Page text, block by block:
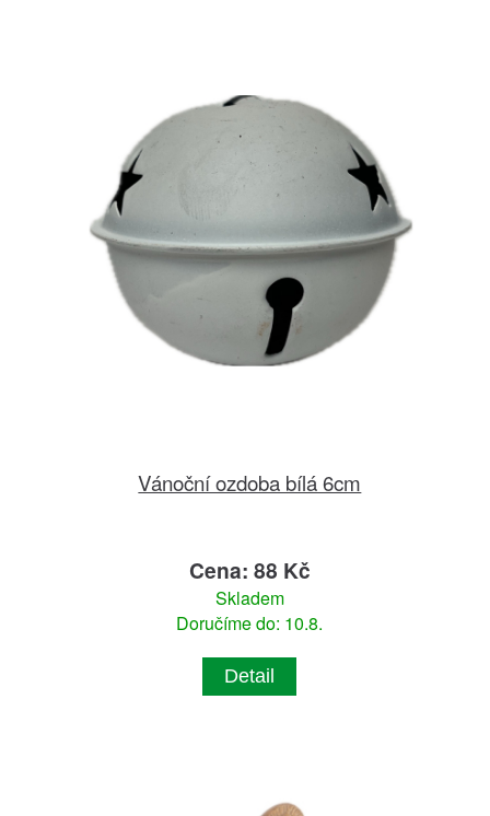
Vánoční ozdoba bílá 6cm
Cena: 88 Kč
Skladem
Doručíme do: 10.8.
Detail